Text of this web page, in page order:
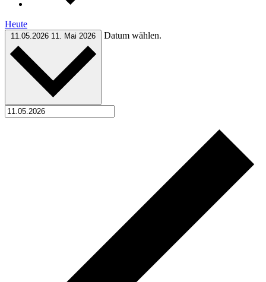
Heute
11.05.2026 11. Mai 2026 Datum wählen.